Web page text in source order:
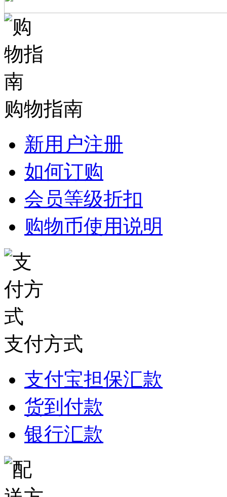
购物指南
新用户注册
如何订购
会员等级折扣
购物币使用说明
支付方式
支付宝担保汇款
货到付款
银行汇款